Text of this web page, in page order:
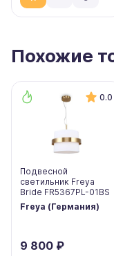
Похожие
0.0
Подвесной
светильник Freya
Bride FR5367PL-01BS
Freya (Германия)
9 800 ₽